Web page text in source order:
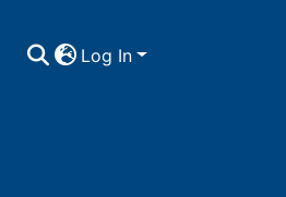
Log In